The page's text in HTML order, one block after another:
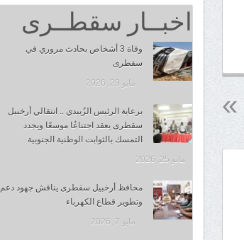
اخبــار سقطــرى
وفاة 3 أشخاص بحادث مروري في
سقطرى
مايو 29, 2026
برعاية الرئيس الزُبيدي .. انتقالي أرخبيل
سقطرى يعقد اجتناعُا موسعًا ويجدد
التمسك بالثوابت الوطنية الجنوبية
مايو 25, 2026
محافظ أرخبيل سقطرى يناقش جهود دعم
وتطوير قطاع الكهرباء
مايو 7, 2026